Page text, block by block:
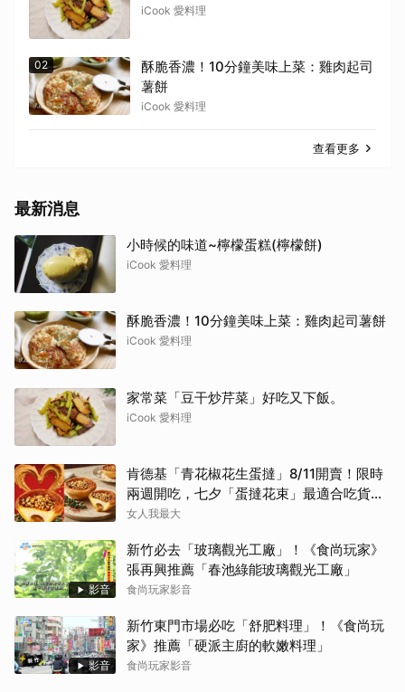
iCook 愛料理
02
酥脆香濃！10分鐘美味上菜：雞肉起司
薯餅
iCook 愛料理
查看更多
最新消息
小時候的味道~檸檬蛋糕(檸檬餅)
iCook 愛料理
酥脆香濃！10分鐘美味上菜：雞肉起司薯餅
iCook 愛料理
家常菜「豆干炒芹菜」好吃又下飯。
iCook 愛料理
肯德基「青花椒花生蛋撻」8/11開賣！限時
兩週開吃，七夕「蛋撻花束」最適合吃貨女
友
女人我最大
影音
新竹必去「玻璃觀光工廠」！《食尚玩家》
張再興推薦「春池綠能玻璃觀光工廠」
食尚玩家影音
影音
新竹東門市場必吃「舒肥料理」！《食尚玩
家》推薦「硬派主廚的軟嫩料理」
食尚玩家影音